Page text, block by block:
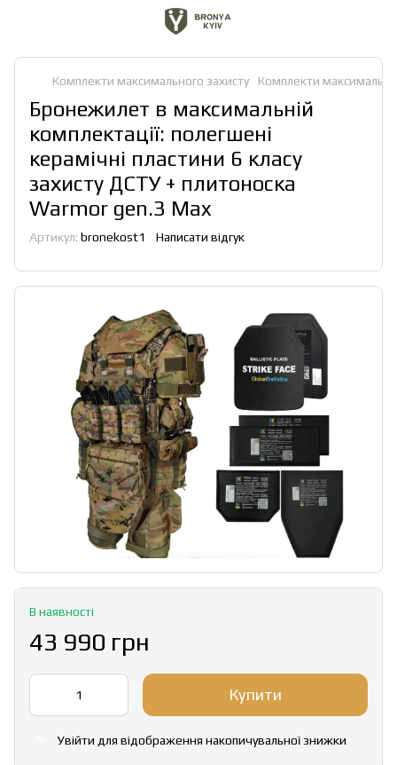
Комплекти максимального захисту Комплекти
Бронежилет в максимальній
комплектації: полегшені
керамічні пластини 6 класу
захисту ДСТУ + плитоноска
Warmor gen.3 Max
Артикул: bronekost1 Написати відгук
В наявності
43 990 грн
Купити
Увійти для відображення накопичувальної знижки